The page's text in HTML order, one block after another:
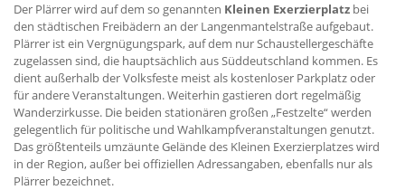
Der Plärrer wird auf dem so genannten Kleinen Exerzierplatz bei
den städtischen Freibädern an der Langenmantelstraße aufgebaut.
Plärrer ist ein Vergnügungspark, auf dem nur Schaustellergeschäfte
zugelassen sind, die hauptsächlich aus Süddeutschland kommen. Es
dient außerhalb der Volksfeste meist als kostenloser Parkplatz oder
für andere Veranstaltungen. Weiterhin gastieren dort regelmäßig
Wanderzirkusse. Die beiden stationären großen „Festzelte“ werden
gelegentlich für politische und Wahlkampfveranstaltungen genutzt.
Das größtenteils umzäunte Gelände des Kleinen Exerzierplatzes wird
in der Region, außer bei offiziellen Adressangaben, ebenfalls nur als
Plärrer bezeichnet.